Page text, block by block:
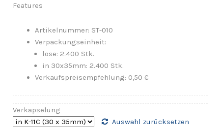
Features
Artikelnummer: ST-010
Verpackungseinheit:
lose: 2.400 Stk.
in 30x35mm: 2.400 Stk.
Verkaufspreisempfehlung: 0,50 €
Verkapselung
Auswahl zurücksetzen